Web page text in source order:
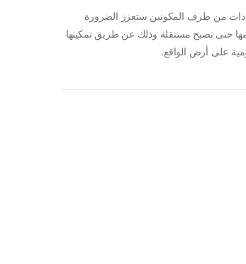
من طرف المكونين ستعزز الضرورة
حتى تصبح مستقلة وذلك عن طريقتمكينها
على أرض الواقع.